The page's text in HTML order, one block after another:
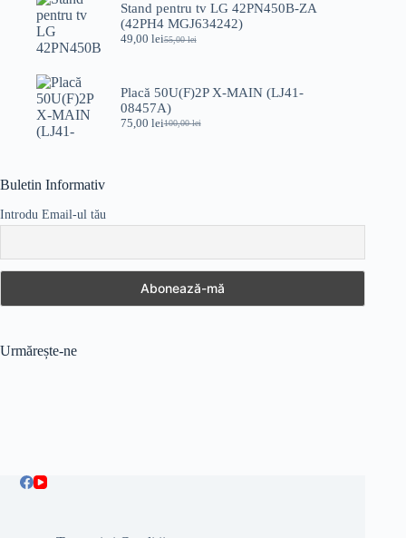
70,00 lei.
Stand pentru tv LG 42PN450B-ZA
(42PH4 MGJ634242)
55,00lei
Prețul
fost:
55,00 lei.
49,00 leiPrețul
49,00 lei.
Placă 50U(F)2P X-MAIN (LJ41-
08457A)
100,00lei
Prețul
75,00 leiPrețul
Buletin Informativ
Introdu Email-ul tău
Urmărește-ne